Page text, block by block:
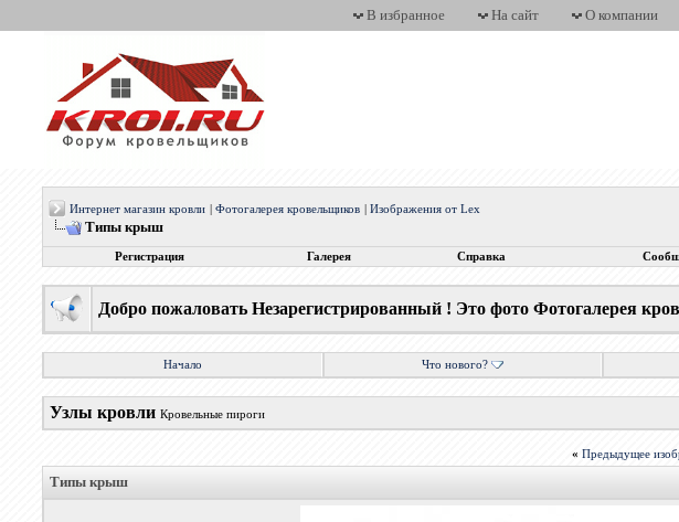
В избранное На сайт О компании
Интернет магазин кровли |Фотогалерея кровельщиков |Изображения от Lex
Типы крыш
Регистрация Галерея Справка
Добро пожаловать Незарегистрированный ! Это фото Фотогалерея
Начало Что нового?
Узлы кровли Кровельные пироги
« Предыдущее
Типы крыш